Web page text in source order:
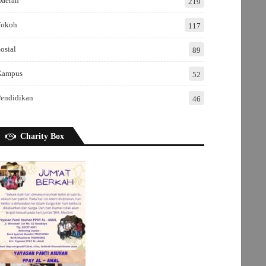
117
89
52
46
Charity Box